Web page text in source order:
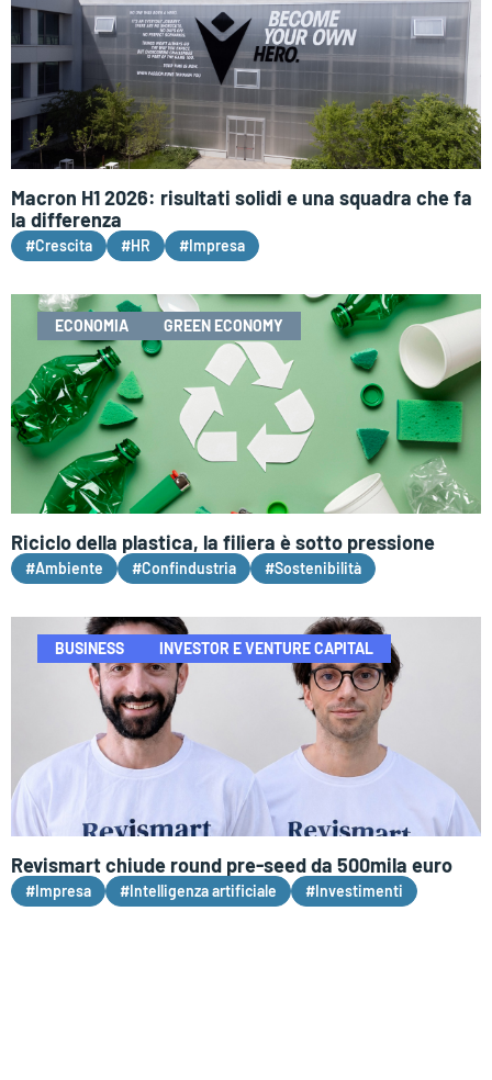
Macron H1 2026: risultati solidi e una squadra che fa
la differenza
#Crescita #HR #Impresa
ECONOMIA GREEN ECONOMY
Riciclo della plastica, la filiera è sotto pressione
#Ambiente #Confindustria #Sostenibilità
BUSINESS INVESTOR E VENTURE CAPITAL
Revismart chiude round pre-seed da 500mila euro
#Impresa #Intelligenza artificiale #Investimenti